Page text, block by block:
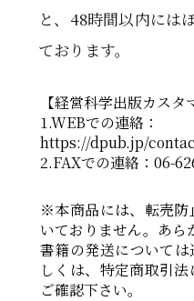
と、48時間以内には
ております。
【経営科学出版カスタ
1.WEBでの連絡：
https://dpub.jp/
2.FAXでの連絡：06-
※本商品には、転売防
いておりません。あら
書籍の発送について
しくは、特定商取引
ご確認下さい。